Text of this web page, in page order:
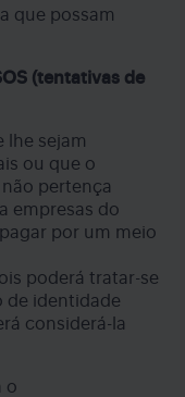
que possam
(tentativas de
lhe sejam
ou que o
pertença
empresas do
por um meio
poderá tratar-se
de identidade
considerá-la
o